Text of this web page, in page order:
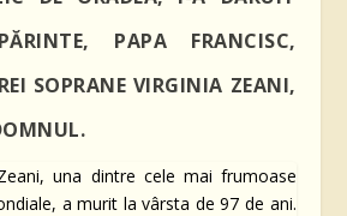
PAPA FRANCISC,
SOPRANE VIRGINIA ZEANI,
una dintre cele mai frumoase
a murit la vârsta de 97 de ani.